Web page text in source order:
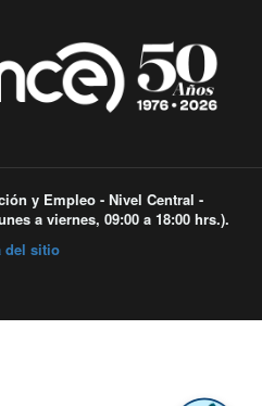
y Empleo - Nivel Central -
a viernes, 09:00 a 18:00 hrs.).
del sitio